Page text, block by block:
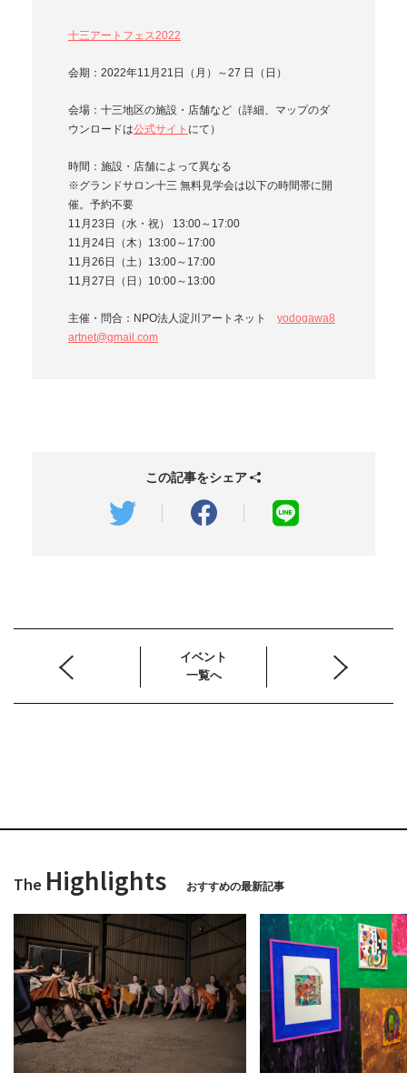
十三アートフェス2022
会期：2022年11月21日（月）～27 日（日）
会場：十三地区の施設・店舗など（詳細、マップのダ
ウンロードは公式サイト にて）
時間：施設・店舗によって異なる
※グランドサロン十三 無料見学会は以下の時間帯に開
催。予約不要
11月23日（水・祝） 13:00～17:00
11月24日（木）13:00～17:00
11月26日（土）13:00～17:00
11月27日（日）10:00～13:00
主催・問合：NPO法人淀川アートネット yodogawa8
artnet@gmail.com
この記事をシェア
イベント
一覧へ
The Highlights おすすめの最新記事